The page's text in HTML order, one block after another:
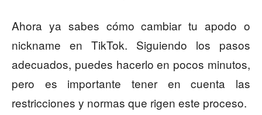
Ahora ya sabes cómo cambiar tu apodo o
nickname en TikTok. Siguiendo los pasos
adecuados, puedes hacerlo en pocos minutos,
pero es importante tener en cuenta las
restricciones y normas que rigen este proceso.